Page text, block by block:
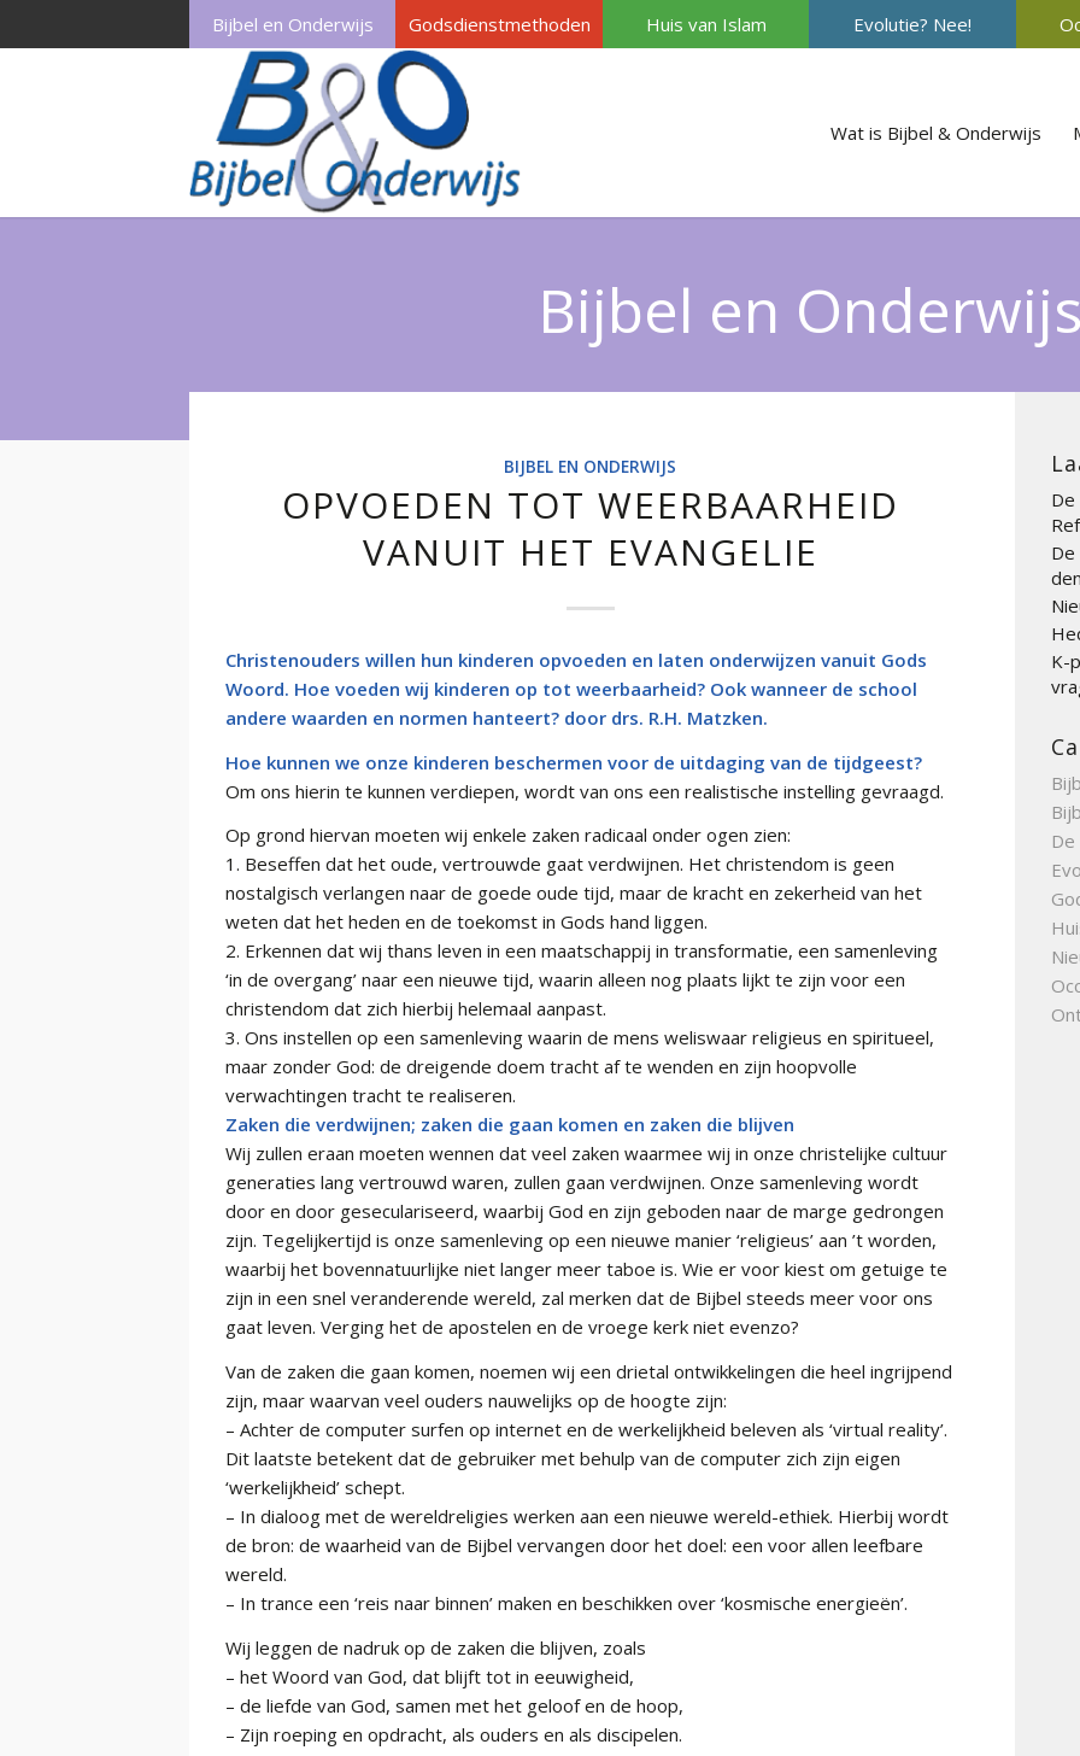
Bijbel en Onderwijs Godsdienstmethoden Huis van Islam Evolutie? Nee!
Wat is Bijbel & Onderwijs
Bijbel en
BIJBEL EN ONDERWIJS
OPVOEDEN TOT WEERBAARHEID
VANUIT HET EVANGELIE
Christenouders willen hun kinderen opvoeden en laten onderwijzen vanuit Gods
Woord. Hoe voeden wij kinderen op tot weerbaarheid? Ook wanneer de school
andere waarden en normen hanteert? door drs. R.H. Matzken.
Hoe kunnen we onze kinderen beschermen voor de uitdaging van de tijdgeest?
Om ons hierin te kunnen verdiepen, wordt van ons een realistische instelling gevraagd.
Op grond hiervan moeten wij enkele zaken radicaal onder ogen zien:
1. Beseffen dat het oude, vertrouwde gaat verdwijnen. Het christendom is geen
nostalgisch verlangen naar de goede oude tijd, maar de kracht en zekerheid van het
weten dat het heden en de toekomst in Gods hand liggen.
2. Erkennen dat wij thans leven in een maatschappij in transformatie, een samenleving
‘in de overgang’ naar een nieuwe tijd, waarin alleen nog plaats lijkt te zijn voor een
christendom dat zich hierbij helemaal aanpast.
3. Ons instellen op een samenleving waarin de mens weliswaar religieus en spiritueel,
maar zonder God: de dreigende doem tracht af te wenden en zijn hoopvolle
verwachtingen tracht te realiseren.
Zaken die verdwijnen; zaken die gaan komen en zaken die blijven
Wij zullen eraan moeten wennen dat veel zaken waarmee wij in onze christelijke cultuur
generaties lang vertrouwd waren, zullen gaan verdwijnen. Onze samenleving wordt
door en door geseculariseerd, waarbij God en zijn geboden naar de marge gedrongen
zijn. Tegelijkertijd is onze samenleving op een nieuwe manier ‘religieus’ aan ’t worden,
waarbij het bovennatuurlijke niet langer meer taboe is. Wie er voor kiest om getuige te
zijn in een snel veranderende wereld, zal merken dat de Bijbel steeds meer voor ons
gaat leven. Verging het de apostelen en de vroege kerk niet evenzo?
Van de zaken die gaan komen, noemen wij een drietal ontwikkelingen die heel ingrijpend
zijn, maar waarvan veel ouders nauwelijks op de hoogte zijn:
– Achter de computer surfen op internet en de werkelijkheid beleven als ‘virtual reality’.
Dit laatste betekent dat de gebruiker met behulp van de computer zich zijn eigen
‘werkelijkheid’ schept.
– In dialoog met de wereldreligies werken aan een nieuwe wereld-ethiek. Hierbij wordt
de bron: de waarheid van de Bijbel vervangen door het doel: een voor allen leefbare
wereld.
– In trance een ‘reis naar binnen’ maken en beschikken over ‘kosmische energieën’.
Wij leggen de nadruk op de zaken die blijven, zoals
– het Woord van God, dat blijft tot in eeuwigheid,
– de liefde van God, samen met het geloof en de hoop,
– Zijn roeping en opdracht, als ouders en als discipelen.
K-